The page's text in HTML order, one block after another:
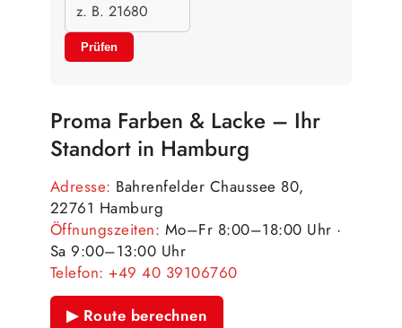
Prüfen
Proma Farben & Lacke – Ihr
Standort in Hamburg
Adresse: Bahrenfelder Chaussee 80,
22761 Hamburg
Öffnungszeiten: Mo–Fr 8:00–18:00 Uhr ·
Sa 9:00–13:00 Uhr
Telefon: +49 40 39106760
▶ Route berechnen